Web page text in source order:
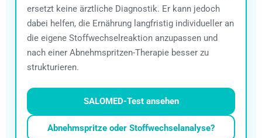
ersetzt keine ärztliche Diagnostik. Er kann jedoch
dabei helfen, die Ernährung langfristig individueller an
die eigene Stoffwechselreaktion anzupassen und
nach einer Abnehmspritzen-Therapie besser zu
strukturieren.
SALOMED-Test ansehen
Abnehmspritze oder Stoffwechselanalyse?